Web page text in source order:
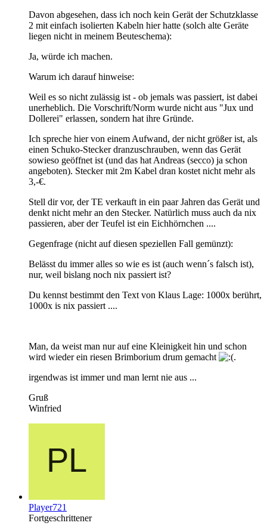
Davon abgesehen, dass ich noch kein Gerät der Schutzklasse
2 mit einfach isolierten Kabeln hier hatte (solch alte Geräte
liegen nicht in meinem Beuteschema):
Ja, würde ich machen.
Warum ich darauf hinweise:
Weil es so nicht zulässig ist - ob jemals was passiert, ist dabei
unerheblich. Die Vorschrift/Norm wurde nicht aus "Jux und
Dollerei" erlassen, sondern hat ihre Gründe.
Ich spreche hier von einem Aufwand, der nicht größer ist, als
einen Schuko-Stecker dranzuschrauben, wenn das Gerät
sowieso geöffnet ist (und das hat Andreas (secco) ja schon
angeboten). Stecker mit 2m Kabel dran kostet nicht mehr als
3,-€.
Stell dir vor, der TE verkauft in ein paar Jahren das Gerät und
denkt nicht mehr an den Stecker. Natürlich muss auch da nix
passieren, aber der Teufel ist ein Eichhörnchen ....
Gegenfrage (nicht auf diesen speziellen Fall gemünzt):
Belässt du immer alles so wie es ist (auch wenn´s falsch ist),
nur, weil bislang noch nix passiert ist?
Du kennst bestimmt den Text von Klaus Lage: 1000x berührt,
1000x is nix passiert ....
Man, da weist man nur auf eine Kleinigkeit hin und schon
wird wieder ein riesen Brimborium drum gemacht
.
irgendwas ist immer und man lernt nie aus ...
Gruß
Winfried
Player721
Fortgeschrittener